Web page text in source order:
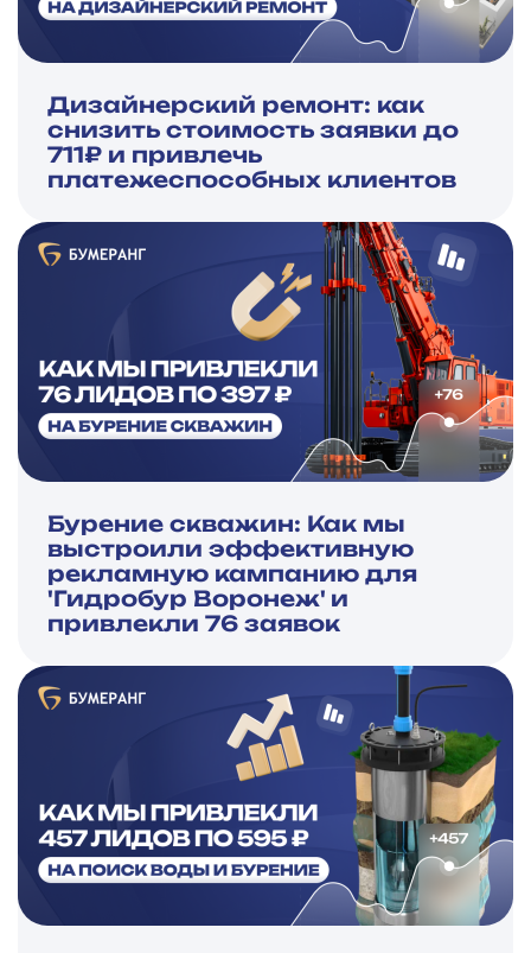
Дизайнерский ремонт: как
снизить стоимость заявки до
711₽ и привлечь
платежеспособных клиентов
Бурение скважин: Как мы
выстроили эффективную
рекламную кампанию для
'Гидробур Воронеж' и
привлекли 76 заявок